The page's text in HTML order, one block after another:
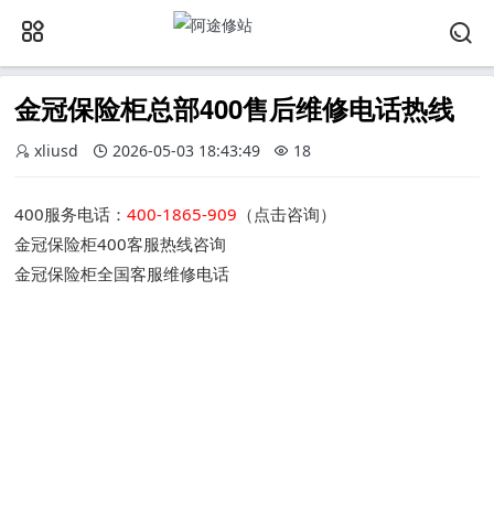
金冠保险柜总部400售后维修电话热线
xliusd 2026-05-03 18:43:49 18
400服务电话：400-1865-909 （点击咨询）
金冠保险柜400客服热线咨询
金冠保险柜全国客服维修电话